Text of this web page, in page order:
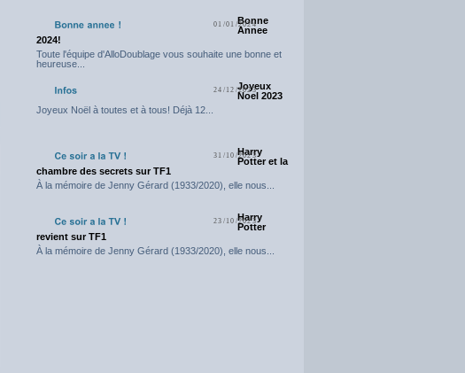
01/01/2024
Bonne
Annee
2024!
Toute l'équipe d'AlloDoublage vous souhaite une bonne et
heureuse...
24/12/2023
Joyeux
Noel 2023
Joyeux Noël à toutes et à tous! Déjà 12...
31/10/2023
Harry
Potter et la
chambre des secrets sur TF1
À la mémoire de Jenny Gérard (1933/2020), elle nous...
23/10/2023
Harry
Potter
revient sur TF1
À la mémoire de Jenny Gérard (1933/2020), elle nous...